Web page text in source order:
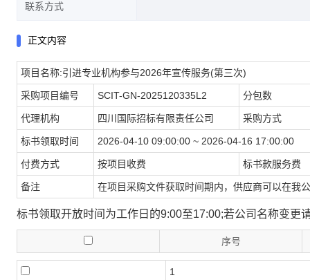
联系方式
正文内容
项目名称:引进专业机构参与2026年宣传服务(第三次)
采购项目编号 SCIT-GN-2025120335L2 分包数
代理机构 四川国际招标有限责任公司 采购方式
标书领取时间 2026-04-10 09:00:00 ~ 2026-04-16 17:00:00
付费方式 按项目收费 标书款服务费
备注 在项目采购文件获取时间期内，供应商可以在我
标书领取开放时间为工作日的9:00至17:00;若公司名称变更
序号
1